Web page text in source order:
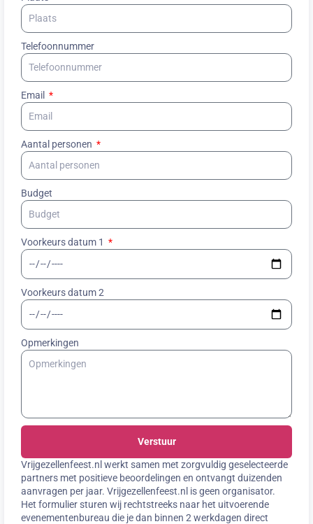
Telefoonnummer
Email
Aantal personen
Budget
Voorkeurs datum 1
Voorkeurs datum 2
Opmerkingen
Verstuur
Vrijgezellenfeest.nl werkt samen met zorgvuldig geselecteerde
partners met positieve beoordelingen en ontvangt duizenden
aanvragen per jaar. Vrijgezellenfeest.nl is geen organisator.
Het formulier sturen wij rechtstreeks naar het uitvoerende
evenementenbureau die je dan binnen 2 werkdagen direct